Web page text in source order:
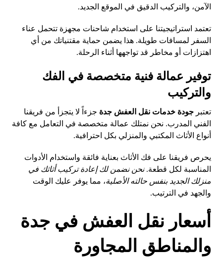
الآمن، والتركيب الدقيق في الموقع الجديد.
تعتمد استراتيجيتنا على استخدام شاحنات مجهزة تتحمل عناء
السفر لمسافات طويلة. هذا يضمن حماية مقتنياتك من أي
اهتزازات أو مخاطر قد تواجهها أثناء الرحلة.
توفير عمالة فنية متخصصة في الفك
والتركيب
تعتبرجودة خدمات نقل العفش جدة جزءاً لا يتجزأ من فريقنا
الفني المدرب. نحن نمتلك عمالة متخصصة في التعامل مع كافة
أنواع الأثاث المكتبي والمنزلي بكل احترافية.
يحرص فريقنا على فك الأثاث بعناية فائقة واستخدام الأدوات
المناسبة لكل قطعة.نحن نضمن لك إعادة تركيب أثاثك في
منزلك الجديد بنفس حالته الأصلية، مما يوفر عليك الوقت
والجهد في الترتيب.
أسعار نقل العفش في جدة
والمناطق المجاورة